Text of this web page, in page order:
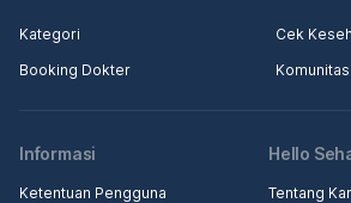
Kategori
Cek
Booking Dokter
Komunitas
Informasi
Ketentuan Pengguna
Hello
Tentang